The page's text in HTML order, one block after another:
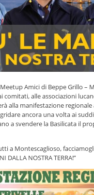
Amici di Beppe Grillo –
comitati, alle associazioni
alla manifestazione regionale
ancora una volta ai
a svendere la Basilicata il
a Montescaglioso,
DALLA NOSTRA TERRA!”